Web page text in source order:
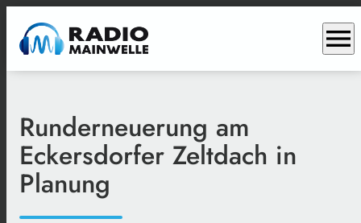
menu
Runderneuerung am
Eckersdorfer Zeltdach in
Planung